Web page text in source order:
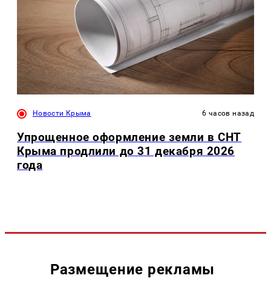
Новости Крыма 6 часов назад
Упрощенное оформление земли в СНТ
Крыма продлили до 31 декабря 2026
года
Размещение рекламы